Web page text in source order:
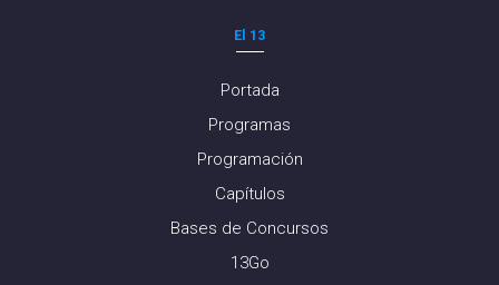
El 13
Portada
Programas
Programación
Capítulos
Bases de Concursos
13Go